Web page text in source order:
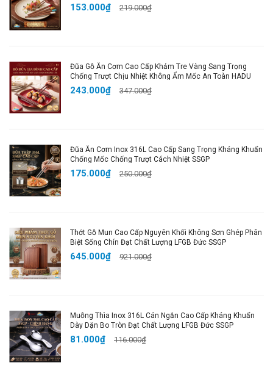
7,9 x 7,9 x 3cm nặng: 90g
🎨 Màu sắc: Như hình
📦Đóng gói: Sản phẩm + bao bì đi kèm
💥 SHOP CAM KẾT:
- Hoàn tiền khi phát hiện không đúng như mô tả.
- Đổi trả hàng cho khách khi có lỗi từ nhà sản xuất, do
- Hỗ trợ, chăm sóc sau bán hàng đến khi khách sử
dụng sản phẩm hiệu quả tối ưu.
#donghohengio #donghohengionauan
#donghohengiodemnguoc #donghohengiodeban
153.000₫ 219.000₫
Đũa Gỗ Ăn Cơm Cao Cấp Khảm Tre Vàng Sang Trọng
Chống Trượt Chịu Nhiệt Không Ẩm Mốc An Toàn HADU
243.000₫ 347.000₫
Đũa Ăn Cơm Inox 316L Cao Cấp Sang Trọng Kháng Khuẩn
Chống Mốc Chống Trượt Cách Nhiệt SSGP
175.000₫ 250.000₫
Thớt Gỗ Mun Cao Cấp Nguyên Khối Không Sơn Ghép Phân
Biệt Sống Chín Đạt Chất Lượng LFGB Đức SSGP
645.000₫ 921.000₫
Muỗng Thìa Inox 316L Cán Ngắn Cao Cấp Kháng Khuẩn
Dày Dặn Bo Tròn Đạt Chất Lượng LFGB Đức SSGP
81.000₫ 116.000₫